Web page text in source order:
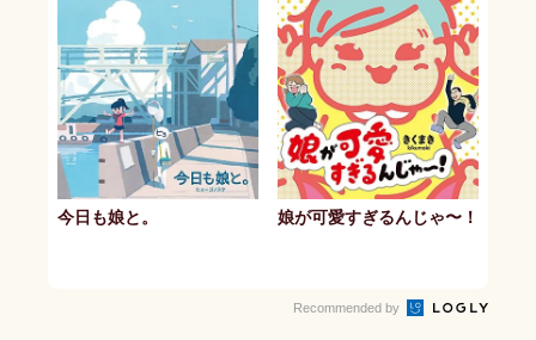
今日も娘と。 娘が可愛すぎるんじゃ〜！
Recommended by